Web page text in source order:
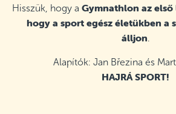
Hisszük, hogy a Gymnathlon az
hogy a sport egész életükben a
álljon.
Alapítók: Jan Březina és
HAJRÁ SPORT!